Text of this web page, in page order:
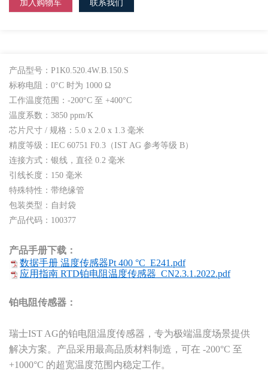
加入购物车 联系我们
产品型号：P1K0.520.4W.B.150.S
标称电阻：0°C 时为 1000 Ω
工作温度范围：-200°C 至 +400°C
温度系数：3850 ppm/K
芯片尺寸 / 规格：5.0 x 2.0 x 1.3 毫米
精度等级：IEC 60751 F0.3（IST AG 参考等级 B）
连接方式：银线，直径 0.2 毫米
引线长度：150 毫米
特殊特性：带绝缘管
包装类型：自封袋
产品代码：100377
产品手册下载：
数据手册 温度传感器Pt 400 °C_E241.pdf
应用指南 RTD铂电阻温度传感器_CN2.3.1.2022.pdf
铂电阻传感器：
瑞士IST AG的铂电阻温度传感器，专为极端温度场景提供
解决方案。产品采用最高品质材料制造，可在 -200°C 至
+1000°C 的超宽温度范围内稳定工作。